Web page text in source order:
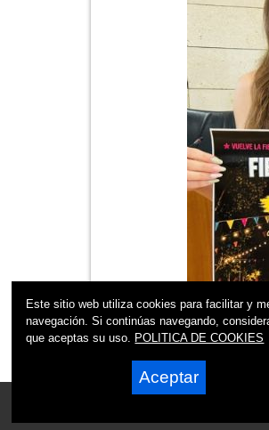
Este sitio web utiliza cookies para facilitar y
navegación. Si continúas navegando,
que aceptas su uso. POLITICA DE COOKIES
Aceptar